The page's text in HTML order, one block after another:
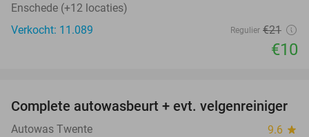
Enschede (+12 locaties)
Verkocht: 11.089
Regulier €21
€10
42%
Complete autowasbeurt + evt. velgenreiniger
Autowas Twente 9.6 star